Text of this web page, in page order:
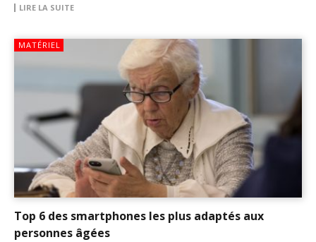
LIRE LA SUITE
MATÉRIEL
Top 6 des smartphones les plus adaptés aux
personnes âgées